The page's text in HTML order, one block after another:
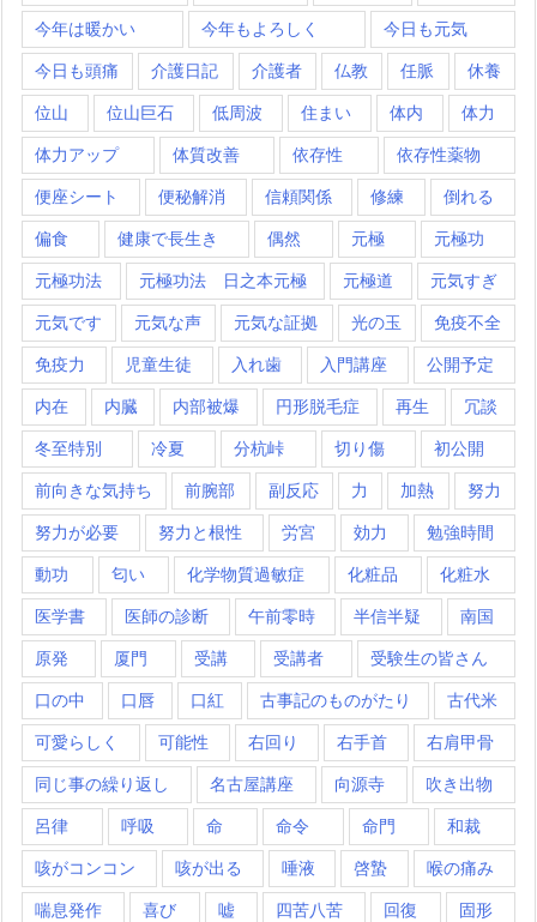
今年は暖かい 今年もよろしく 今日も元気
今日も頭痛 介護日記 介護者 仏教 任脈 休養
位山 位山巨石 低周波 住まい 体内 体力
体力アップ 体質改善 依存性 依存性薬物
便座シート 便秘解消 信頼関係 修練 倒れる
偏食 健康で長生き 偶然 元極 元極功
元極功法 元極功法 日之本元極 元極道 元気すぎ
元気です 元気な声 元気な証拠 光の玉 免疫不全
免疫力 児童生徒 入れ歯 入門講座 公開予定
内在 内臓 内部被爆 円形脱毛症 再生 冗談
冬至特別 冷夏 分杭峠 切り傷 初公開
前向きな気持ち 前腕部 副反応 力 加熱 努力
努力が必要 努力と根性 労宮 効力 勉強時間
動功 匂い 化学物質過敏症 化粧品 化粧水
医学書 医師の診断 午前零時 半信半疑 南国
原発 厦門 受講 受講者 受験生の皆さん
口の中 口唇 口紅 古事記のものがたり 古代米
可愛らしく 可能性 右回り 右手首 右肩甲骨
同じ事の繰り返し 名古屋講座 向源寺 吹き出物
呂律 呼吸 命 命令 命門 和裁
咳がコンコン 咳が出る 唾液 啓蟄 喉の痛み
喘息発作 喜び 嘘 四苦八苦 回復 固形